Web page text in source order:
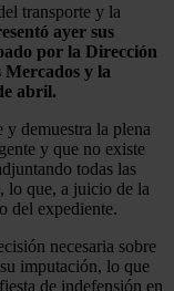
transporte y la
ayer sus
por la Dirección
Mercados y la
abril.
demuestra la plena
y que no existe
todas las
lo que, a juicio de la
del expediente.
necesaria sobre
imputación, lo que
de indefensión en